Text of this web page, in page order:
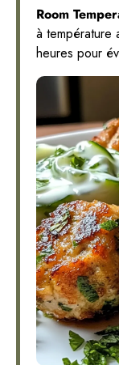
Room
à température
heures pour